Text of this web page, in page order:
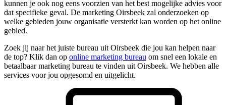
kunnen je ook nog eens voorzien van het best mogelijke advies voor
dat specifieke geval. De marketing Oirsbeek zal onderzoeken op
welke gebieden jouw organisatie versterkt kan worden op het online
gebied.
Zoek jij naar het juiste bureau uit Oirsbeek die jou kan helpen naar
de top? Klik dan op online marketing bureau om snel een lokale en
betaalbaar marketing bureau te vinden uit Oirsbeek. We hebben alle
services voor jou opgesomd en uitgelicht.